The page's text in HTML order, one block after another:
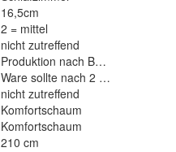
16,5cm
2 = mittel
nicht zutreffend
Produktion nach Bestellung
Ware sollte nach 2 Tagen
nicht zutreffend
Komfortschaum
Komfortschaum
210 cm